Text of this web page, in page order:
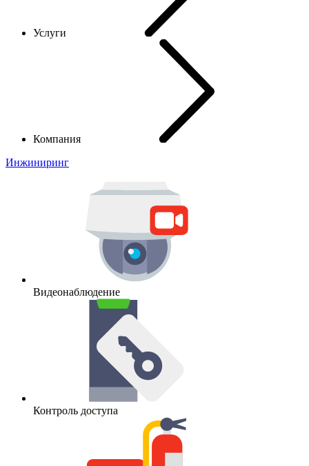
Услуги
Компания
Инжиниринг
Видеонаблюдение
Контроль доступа